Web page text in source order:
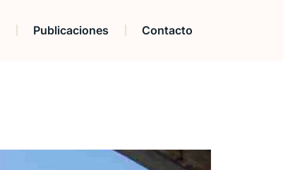
Publicaciones Contacto